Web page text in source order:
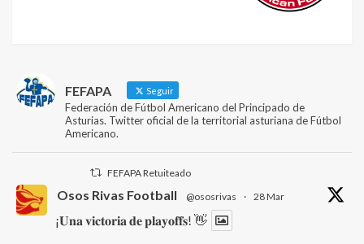
FEFAPA Seguir
Federación de Fútbol Americano del Principado de
Asturias. Twitter oficial de la territorial asturiana de Fútbol
Americano.
FEFAPA Retuiteado
Osos Rivas Football @ososrivas · 28 Mar
¡𝐔𝐧𝐚 𝐯𝐢𝐜𝐭𝐨𝐫𝐢𝐚 𝐝𝐞 𝐩𝐥𝐚𝐲𝐨𝐟𝐟𝐬! 👋